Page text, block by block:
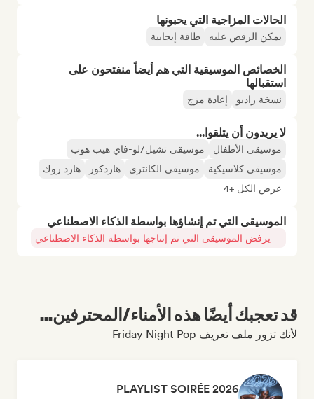
الحالات المزاجية التي يحبونها
يمكن الرقص عليه طاقة إيجابية
الخصائص الموسيقية التي هم أيضاً منفتحون على
استقبالها
نسخة راديو إعادة مزج
لا يريدون أن يتلقوا...
موسيقى الأطفال
موسيقى تشيل/لو-فاي هيب هوب
موسيقى كلاسيكية
موسيقى الكانتري هاردكور
هارد روك
عرض الكل +4
الموسيقى التي تم إنشاؤها بواسطة الذكاء الاصطناعي
يرفض الموسيقى التي تم إنتاجها بواسطة الذكاء الاصطناعي
قد تعجبك أيضًا هذه الأمناء/المحترفين...
لأنك تزور ملف تعريف Friday Night Pop
PLAYLIST SOIRÉE 2026